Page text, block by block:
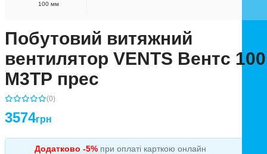
100 мм
Побутовий витяжний
вентилятор VENTS Вентс 100
М3ТР прес
(0)
3574грн
Додатково -5% при оплаті карткою онлайн